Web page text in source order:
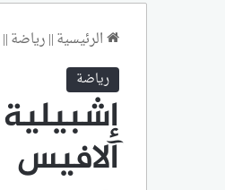
الرئيسية||رياضة||
رياضة
آلافيس